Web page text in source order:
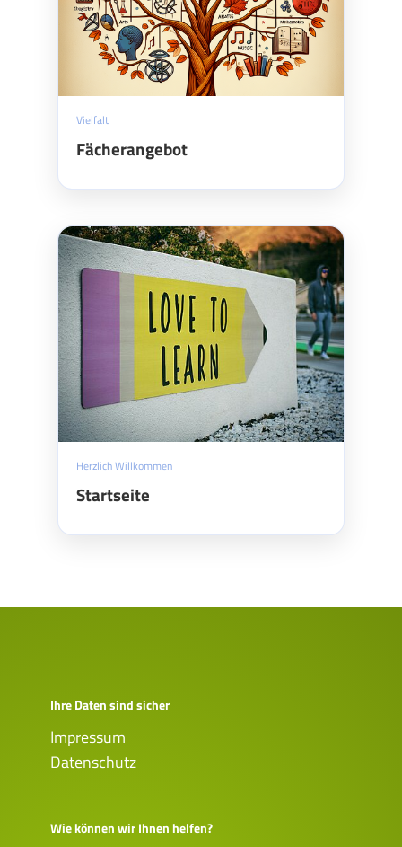
Vielfalt
Fächerangebot
Herzlich Willkommen
Startseite
Ihre Daten sind sicher
Impressum
Datenschutz
Wie können wir Ihnen helfen?